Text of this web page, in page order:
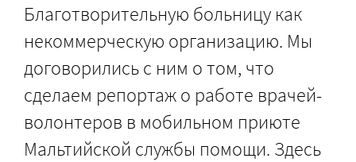
Благотворительную больницу как
некоммерческую организацию. Мы
договорились с ним о том, что
сделаем репортаж о работе врачей-
волонтеров в мобильном приюте
Мальтийской службы помощи. Здесь